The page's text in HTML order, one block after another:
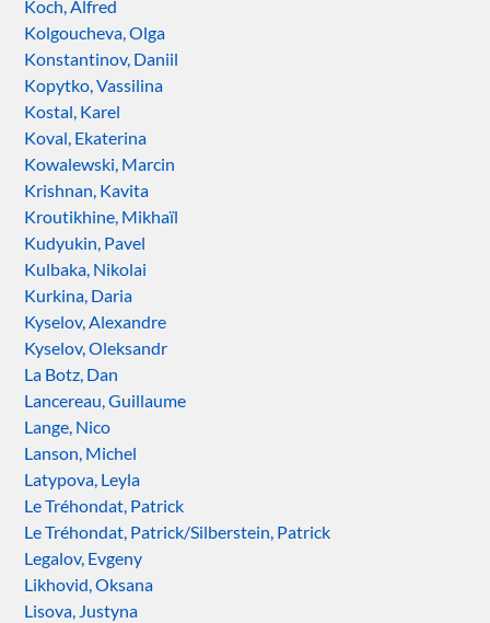
Koch, Alfred
Kolgoucheva, Olga
Konstantinov, Daniil
Kopytko, Vassilina
Kostal, Karel
Koval, Ekaterina
Kowalewski, Marcin
Krishnan, Kavita
Kroutikhine, Mikhaïl
Kudyukin, Pavel
Kulbaka, Nikolai
Kurkina, Daria
Kyselov, Alexandre
Kyselov, Oleksandr
La Botz, Dan
Lancereau, Guillaume
Lange, Nico
Lanson, Michel
Latypova, Leyla
Le Tréhondat, Patrick
Le Tréhondat, Patrick/Silberstein, Patrick
Legalov, Evgeny
Likhovid, Oksana
Lisova, Justyna